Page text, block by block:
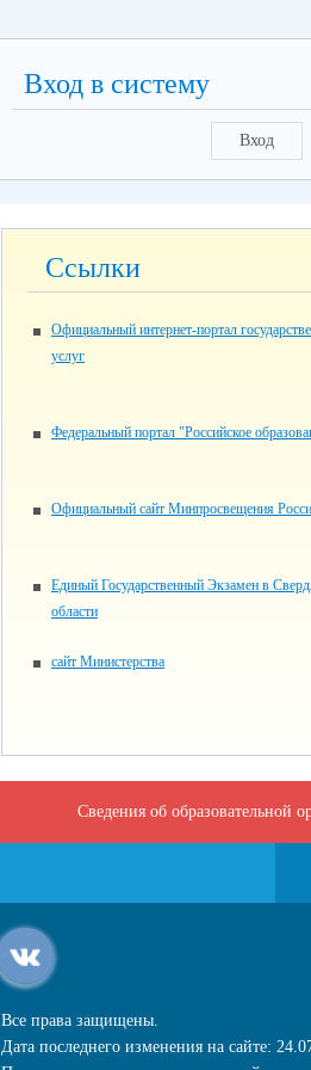
Вход в систему
Вход
Ссылки
Официальный интернет-портал
услуг
Федеральный портал "Российское
Официальный сайт Минпросвещения
Единый Государственный Экзамен в
области
сайт Министерства
Сведения об образовательной
Все права защищены.
Дата последнего изменения на сайте: